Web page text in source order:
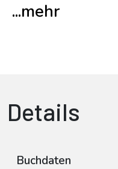
...mehr
Details
Buchdaten